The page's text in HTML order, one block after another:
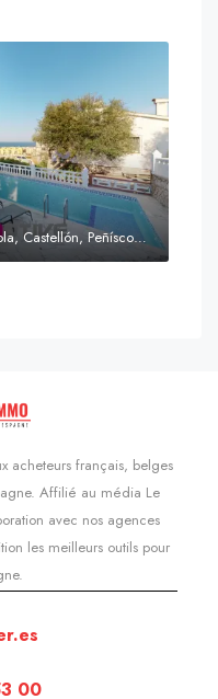
C. Guatemala, 6, 12598 Peñíscola, Castellón, Peñíscola, Communauté valencienne
acheteurs français, belges
Affilié au média Le
avec nos agences
les meilleurs outils pour
00